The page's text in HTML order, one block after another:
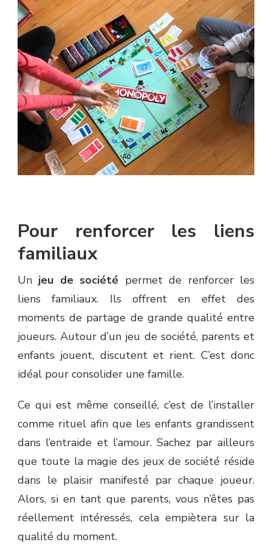
Pour renforcer les liens
familiaux
Unjeu de société permet de renforcer les
liens familiaux. Ils offrent en effet des
moments de partage de grande qualité entre
joueurs. Autour d’un jeu de société, parents et
enfants jouent, discutent et rient. C’est donc
idéal pour consolider une famille.
Ce qui est même conseillé, c’est de l’installer
comme rituel afin que les enfants grandissent
dans l’entraide et l’amour. Sachez par ailleurs
que toute la magie des jeux de société réside
dans le plaisir manifesté par chaque joueur.
Alors, si en tant que parents, vous n’êtes pas
réellement intéressés, cela empiètera sur la
qualité du moment.